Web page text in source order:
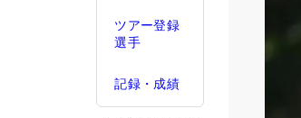
ツアー登録
選手
記録・成績